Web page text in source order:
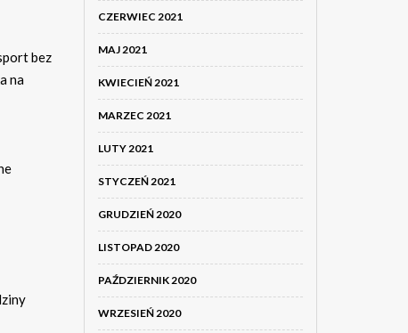
bez
na
CZERWIEC 2021
MAJ 2021
KWIECIEŃ 2021
MARZEC 2021
LUTY 2021
STYCZEŃ 2021
GRUDZIEŃ 2020
LISTOPAD 2020
PAŹDZIERNIK 2020
WRZESIEŃ 2020